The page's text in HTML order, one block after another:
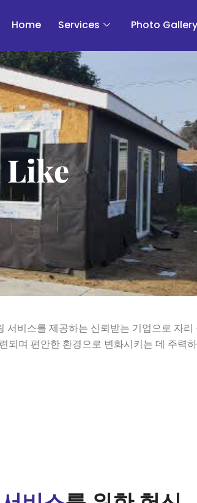
Home Services Photo Gallery
비스를 제공하는 신뢰받는 기업으로 자리
되며 편안한 환경으로 변화시키는 데 주력